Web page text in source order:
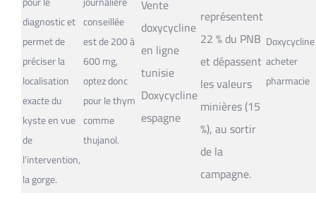
diagnostic et
permet de
préciser la
localisation
exacte du
kyste en vue
de
l’intervention,
la gorge.
conseillée
est de 200 à
600 mg,
optez donc
pour le thym
comme
thujanol.
Vente
doxycycline
en ligne
tunisie
Doxycycline
espagne
représentent
22 % du PNB
et dépassent
les valeurs
minières (15
%), au sortir
de la
campagne.
Doxycycline
acheter
pharmacie